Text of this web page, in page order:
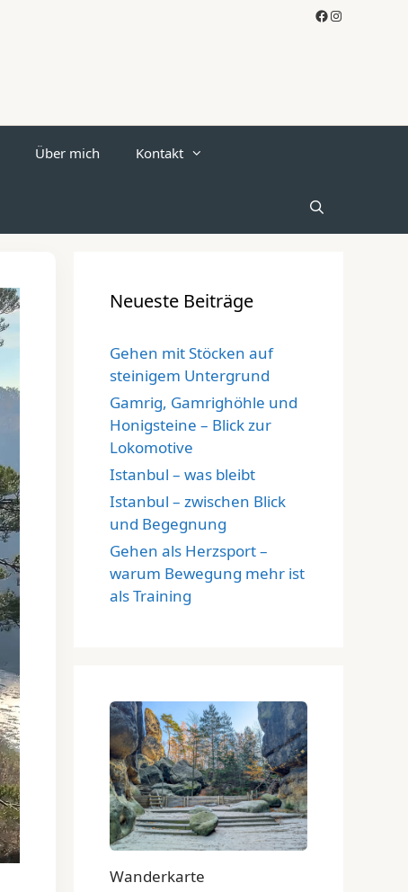
Facebook
Instagram
Über mich Kontakt
Neueste Beiträge
Gehen mit Stöcken auf
steinigem Untergrund
Gamrig, Gamrighöhle und
Honigsteine – Blick zur
Lokomotive
Istanbul – was bleibt
Istanbul – zwischen Blick
und Begegnung
Gehen als Herzsport –
warum Bewegung mehr ist
als Training
Wanderkarte